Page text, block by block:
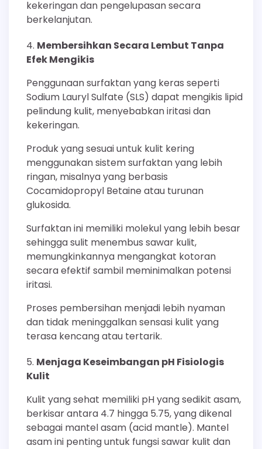
kekeringan dan pengelupasan secara
berkelanjutan.
Membersihkan Secara Lembut Tanpa
Efek Mengikis
Penggunaan surfaktan yang keras seperti
Sodium Lauryl Sulfate (SLS) dapat mengikis lipid
pelindung kulit, menyebabkan iritasi dan
kekeringan.
Produk yang sesuai untuk kulit kering
menggunakan sistem surfaktan yang lebih
ringan, misalnya yang berbasis
Cocamidopropyl Betaine atau turunan
glukosida.
Surfaktan ini memiliki molekul yang lebih besar
sehingga sulit menembus sawar kulit,
memungkinkannya mengangkat kotoran
secara efektif sambil meminimalkan potensi
iritasi.
Proses pembersihan menjadi lebih nyaman
dan tidak meninggalkan sensasi kulit yang
terasa kencang atau tertarik.
Menjaga Keseimbangan pH Fisiologis
Kulit
Kulit yang sehat memiliki pH yang sedikit asam,
berkisar antara 4.7 hingga 5.75, yang dikenal
sebagai mantel asam (acid mantle). Mantel
asam ini penting untuk fungsi sawar kulit dan